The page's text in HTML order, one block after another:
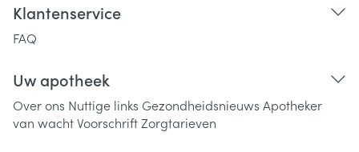
Klantenservice
FAQ
Uw apotheek
Over ons Nuttige links Gezondheidsnieuws Apotheker
van wachtVoorschriftZorgtarieven